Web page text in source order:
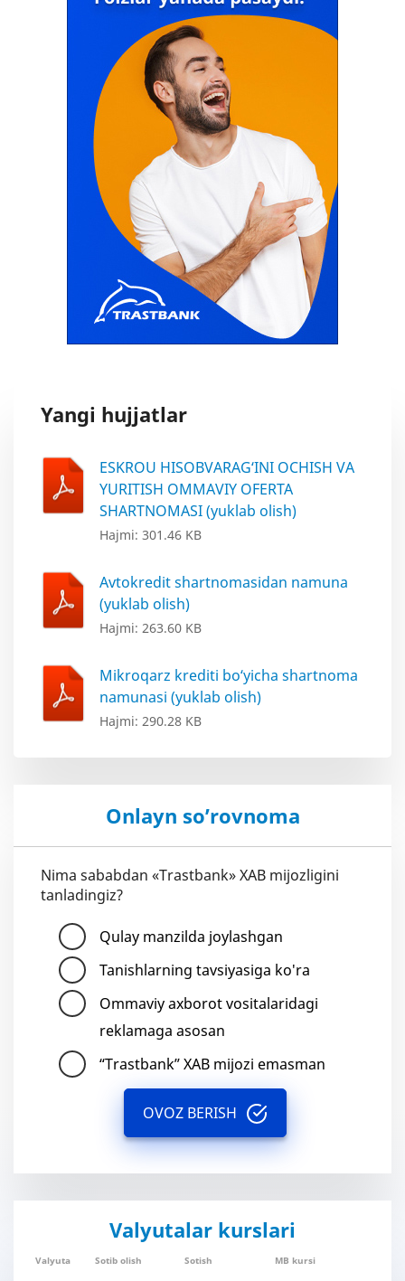
Yangi hujjatlar
ESKROU HISOBVARAG‘INI OCHISH VA
YURITISH OMMAVIY OFERTA
SHARTNOMASI (yuklab olish)
Hajmi: 301.46 KB
Avtokredit shartnomasidan namuna
(yuklab olish)
Hajmi: 263.60 KB
Mikroqarz krediti bo‘yicha shartnoma
namunasi (yuklab olish)
Hajmi: 290.28 KB
Onlayn so’rovnoma
Nima sababdan «Trastbank» XAB mijozligini
tanladingiz?
Qulay manzilda joylashgan
Tanishlarning tavsiyasiga ko'ra
Ommaviy axborot vositalaridagi
reklamaga asosan
“Trastbank” XAB mijozi emasman
OVOZ BERISH
Valyutalar kurslari
Valyuta Sotib olish Sotish MB kursi